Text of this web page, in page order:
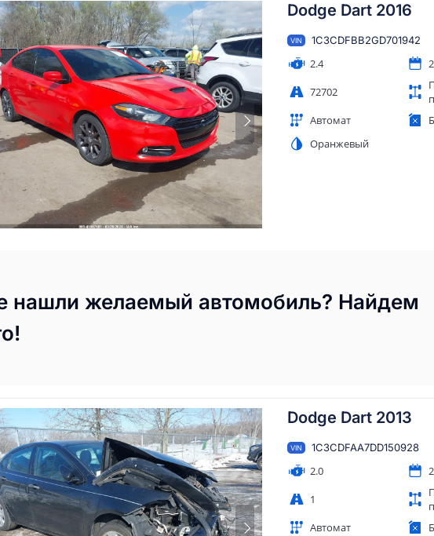
Dodge Dart 2016
VIN 1C3CDFBB2GD701942
2.4
72702
Автомат
Оранжевый
нашли желаемый автомобиль? Найдем
Dodge Dart 2013
VIN 1C3CDFAA7DD150928
2.0
1
Автомат